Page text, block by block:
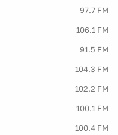
97.7 FM
106.1 FM
91.5 FM
104.3 FM
102.2 FM
100.1 FM
100.4 FM